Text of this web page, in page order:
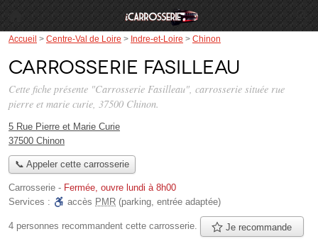
Accueil > Centre-Val de Loire > Indre-et-Loire > Chinon
Carrosserie Fasilleau
Cette fiche présente "Carrosserie Fasilleau", carrosserie située rue
pierre et marie curie, 37500 Chinon.
5 Rue Pierre et Marie Curie
37500 Chinon
📞 Appeler cette carrosserie
Carrosserie - Fermée, ouvre lundi à 8h00
Services :
accès PMR (parking, entrée adaptée)
4 personnes recommandent cette carrosserie. Je recommande